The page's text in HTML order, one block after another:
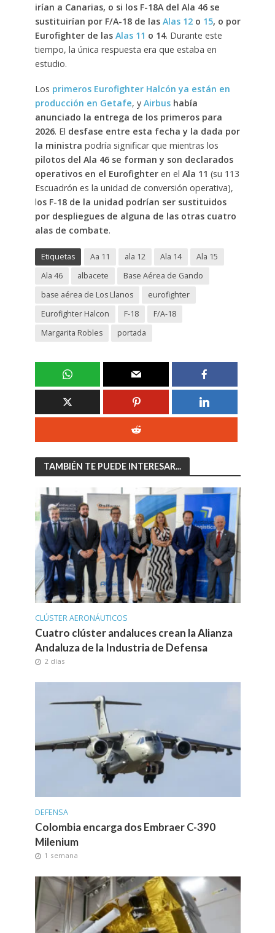
irían a Canarias, o si los F-18A del Ala 46 se
sustituirían por F/A-18 de las Alas 12o 15, o por
Eurofighter de las Alas 11 o 14. Durante este
tiempo, la única respuesta era que estaba en
estudio.
Los primeros Eurofighter Halcón ya están en
producción en Getafe, y Airbushabía
anunciado la entrega de los primeros para
2026. El desfase entre esta fecha y la dada por
la ministra podría significar que mientras los
pilotos del Ala 46 se forman y son declarados
operativos en el Eurofighteren el Ala 11 (su 113
Escuadrón es la unidad de conversión operativa),
los F-18 de la unidad podrían ser sustituidos
por despliegues de alguna de las otras cuatro
alas de combate.
Etiquetas Aa 11 ala 12 Ala 14
Ala 15
Ala 46
albacete
Base Aérea de Gando
base aérea de Los Llanos
eurofighter
Eurofighter Halcon
F-18
F/A-18
Margarita Robles
portada
TAMBIÉN TE PUEDE INTERESAR...
CLÚSTER AERONÁUTICOS
Cuatro clúster andaluces crean la Alianza
Andaluza de la Industria de Defensa
2 días
DEFENSA
Colombia encarga dos Embraer C-390
Milenium
1 semana